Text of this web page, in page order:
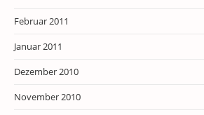
Februar 2011
Januar 2011
Dezember 2010
November 2010